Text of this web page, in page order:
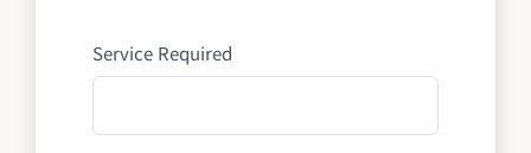
Service Required